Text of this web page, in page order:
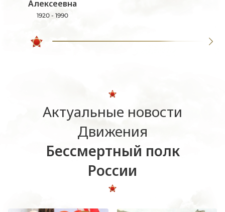
Алексеевна
1920 - 1990
Актуальные новости
Движения
Бессмертный полк
России